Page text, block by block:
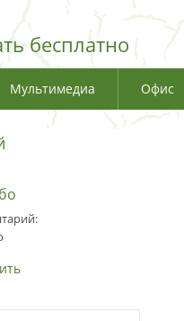
бесплатно
Мультимедиа Офис